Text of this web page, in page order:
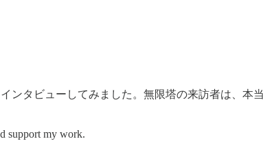
ンタビューしてみました。無限塔の来訪者は、
support my work.